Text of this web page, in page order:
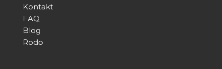
Kontakt
FAQ
Blog
Rodo